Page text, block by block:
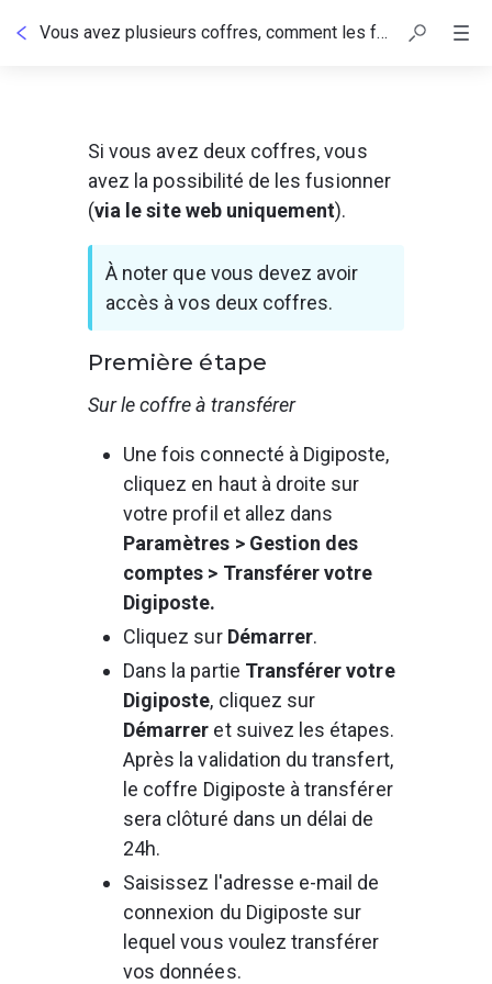
Vous avez plusieurs coffres, comment les fusionner ?
Si vous avez deux coffres, vous
avez la possibilité de les fusionner
(via le site web uniquement).
À noter que vous devez avoir
accès à vos deux coffres.
Première étape
Sur le coffre à transférer
Une fois connecté à Digiposte,
cliquez en haut à droite sur
votre profil et allez dans
Paramètres > Gestion des
comptes > Transférer votre
Digiposte.
Cliquez sur Démarrer.
Dans la partie Transférer votre
Digiposte, cliquez sur
Démarrer et suivez les étapes.
Après la validation du transfert,
le coffre Digiposte à transférer
sera clôturé dans un délai de
24h.
Saisissez l'adresse e-mail de
connexion du Digiposte sur
lequel vous voulez transférer
vos données.